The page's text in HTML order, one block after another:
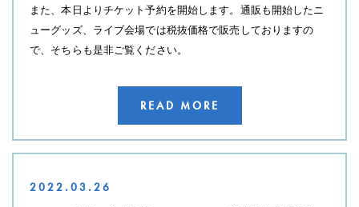
また、本日よりチケット予約を開始します。通販も開始したニ
ューグッズ、ライブ会場では税抜価格で販売しておりますの
で、そちらも是非ご覧ください。
READ MORE
2022.03.26